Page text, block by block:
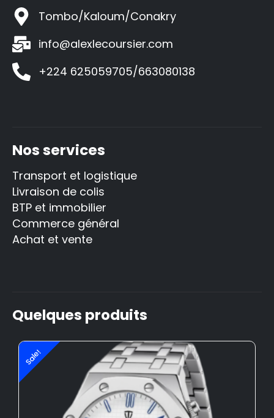
Tombo/Kaloum/Conakry
info@alexlecoursier.com
+224 625059705/663080138
Nos services
Transport et logistique
Livraison de colis
BTP et immobilier
Commerce général
Achat et vente
Quelques produits
Sale!